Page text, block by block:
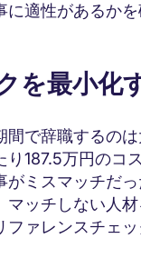
適性があるか
を最小化
で辞職するの
187.5万円のコ
ミスマッチだ
ッチしない人
ァレンスチェ